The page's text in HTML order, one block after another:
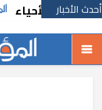
أحدث الأخبار